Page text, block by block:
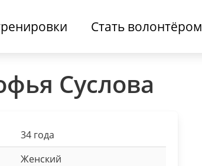
Стать волонтёром
Суслова
34 года
Женский